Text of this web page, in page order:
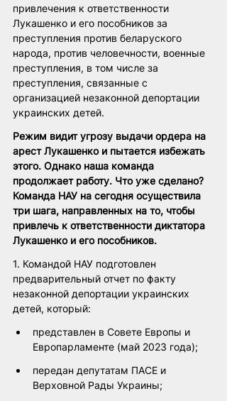
привлечения к ответственности
Лукашенко и его пособников за
преступления против беларуского
народа, против человечности, военные
преступления, в том числе за
преступления, связанные с
организацией незаконной депортации
украинских детей.
Режим видит угрозу выдачи ордера на
арест Лукашенко и пытается избежать
этого. Однако наша команда
продолжает работу. Что уже сделано?
Команда НАУ на сегодня осуществила
три шага, направленных на то, чтобы
привлечь к ответственности диктатора
Лукашенко и его пособников.
1. Командой НАУ подготовлен
предварительный отчет по факту
незаконной депортации украинских
детей, который:
представлен в Совете Европы и
Европарламенте (май 2023 года);
передан депутатам ПАСЕ и
Верховной Рады Украины;